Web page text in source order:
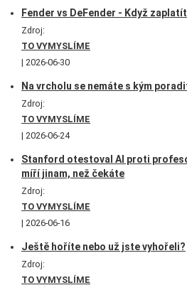
Fender vs DeFender - Když
Zdroj:
TO VYMYSLÍME
2026-06-30
Na vrcholu se nemáte s kým
Zdroj:
TO VYMYSLÍME
2026-06-24
Stanford otestoval AI proti
míří jinam, než čekáte
Zdroj:
TO VYMYSLÍME
2026-06-16
Ještě hoříte nebo už jste vyhořeli?
Zdroj:
TO VYMYSLÍME